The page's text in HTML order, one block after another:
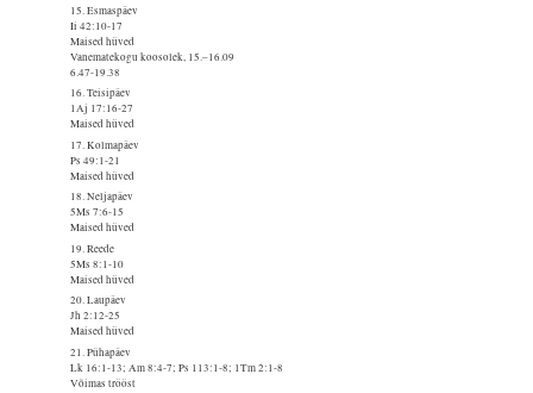
15. Esmaspäev
Ii 42:10-17
Maised hüved
Vanematekogu koosolek, 15.–16.09
6.47-19.38
16. Teisipäev
1Aj 17:16-27
Maised hüved
17. Kolmapäev
Ps 49:1-21
Maised hüved
18. Neljapäev
5Ms 7:6-15
Maised hüved
19. Reede
5Ms 8:1-10
Maised hüved
20. Laupäev
Jh 2:12-25
Maised hüved
21. Pühapäev
Lk 16:1-13; Am 8:4-7; Ps 113:1-8; 1Tm 2:1-8
Võimas trööst